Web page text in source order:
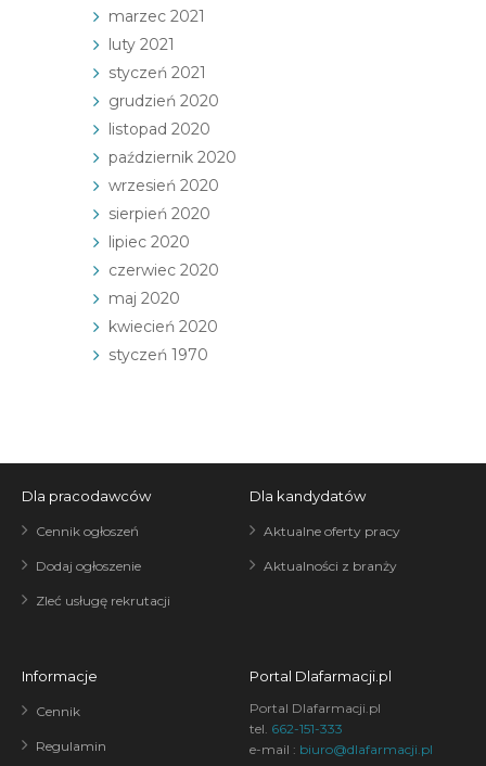
marzec 2021
luty 2021
styczeń 2021
grudzień 2020
listopad 2020
październik 2020
wrzesień 2020
sierpień 2020
lipiec 2020
czerwiec 2020
maj 2020
kwiecień 2020
styczeń 1970
Dla pracodawców
Cennik ogłoszeń
Dodaj ogłoszenie
Zleć usługę rekrutacji
Dla kandydatów
Aktualne oferty pracy
Aktualności z branży
Informacje
Cennik
Regulamin
Portal Dlafarmacji.pl
Portal Dlafarmacji.pl
tel. 662-151-333
e-mail : biuro@dlafarmacji.pl